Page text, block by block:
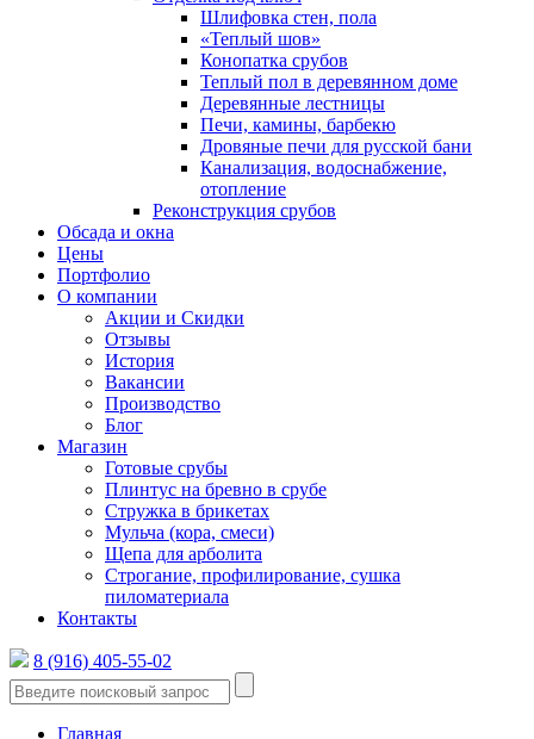
Шлифовка стен, пола
«Теплый шов»
Конопатка срубов
Теплый пол в деревянном доме
Деревянные лестницы
Печи, камины, барбекю
Дровяные печи для русской бани
Канализация, водоснабжение,
отопление
Реконструкция срубов
Обсада и окна
Цены
Портфолио
О компании
Акции и Скидки
Отзывы
История
Вакансии
Производство
Блог
Магазин
Готовые срубы
Плинтус на бревно в срубе
Стружка в брикетах
Мульча (кора, смеси)
Щепа для арболита
Строгание, профилирование, сушка
пиломатериала
Контакты
8 (916) 405-55-02
Главная